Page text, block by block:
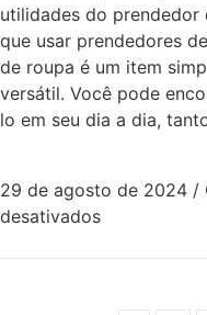
utilidades do prendedor
que usar prendedores
de roupa é um item
versátil. Você pode
lo em seu dia a dia,
29 de agosto de 2024 /
desativados